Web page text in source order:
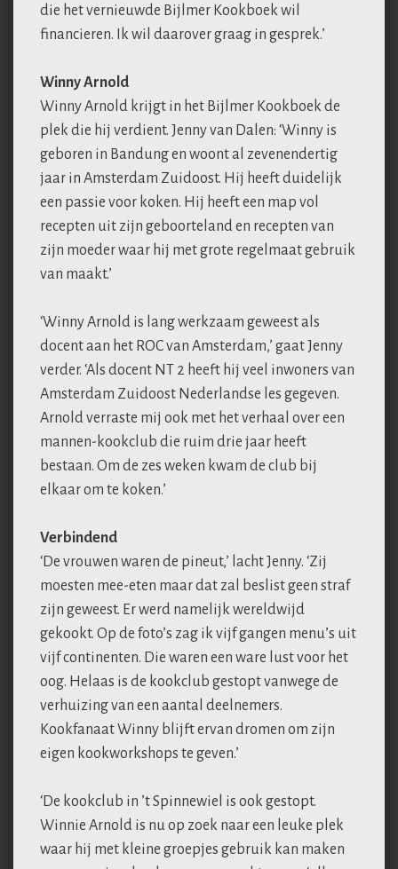
die het vernieuwde Bijlmer Kookboek wil
financieren. Ik wil daarover graag in gesprek.’
Winny Arnold
Winny Arnold krijgt in het Bijlmer Kookboek de
plek die hij verdient. Jenny van Dalen: ‘Winny is
geboren in Bandung en woont al zevenendertig
jaar in Amsterdam Zuidoost. Hij heeft duidelijk
een passie voor koken. Hij heeft een map vol
recepten uit zijn geboorteland en recepten van
zijn moeder waar hij met grote regelmaat gebruik
van maakt.’
‘Winny Arnold is lang werkzaam geweest als
docent aan het ROC van Amsterdam,’ gaat Jenny
verder. ‘Als docent NT 2 heeft hij veel inwoners van
Amsterdam Zuidoost Nederlandse les gegeven.
Arnold verraste mij ook met het verhaal over een
mannen-kookclub die ruim drie jaar heeft
bestaan. Om de zes weken kwam de club bij
elkaar om te koken.’
Verbindend
‘De vrouwen waren de pineut,’ lacht Jenny. ‘Zij
moesten mee-eten maar dat zal beslist geen straf
zijn geweest. Er werd namelijk wereldwijd
gekookt. Op de foto’s zag ik vijf gangen menu’s uit
vijf continenten. Die waren een ware lust voor het
oog. Helaas is de kookclub gestopt vanwege de
verhuizing van een aantal deelnemers.
Kookfanaat Winny blijft ervan dromen om zijn
eigen kookworkshops te geven.’
‘De kookclub in ’t Spinnewiel is ook gestopt.
Winnie Arnold is nu op zoek naar een leuke plek
waar hij met kleine groepjes gebruik kan maken